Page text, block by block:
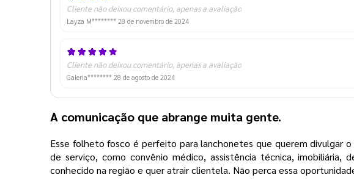
Cliente não deixou comentário, apenas a avaliação
Layza M******** 28 de novembro de 2024
Cliente não deixou comentário, apenas a avaliação
Galeria******** 28 de agosto de 2024
A comunicação que abrange muita gente.
Esse folheto fosco é perfeito para lanchonetes que querem divulgar
de serviço, como convênio médico, assistência técnica,
conhecido na região e quer atrair clientela. Não perca essa